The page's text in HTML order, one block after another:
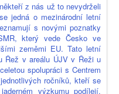
z nás už to nevydrželi
jedná o mezinárodní letní
s novými poznatky
který vede Česko ve
zeměmi EU. Tato letní
Řež v areálu ÚJV v Řeži u
spolupráci s Centrem
ročníků, kteří se
výzkumu podílejí.